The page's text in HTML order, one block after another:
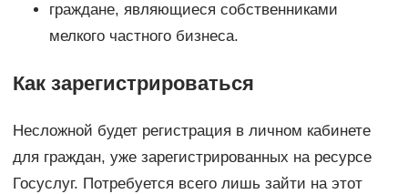
граждане, являющиеся собственниками
мелкого частного бизнеса.
Как зарегистрироваться
Несложной будет регистрация в личном кабинете
для граждан, уже зарегистрированных на ресурсе
Госуслуг. Потребуется всего лишь зайти на этот